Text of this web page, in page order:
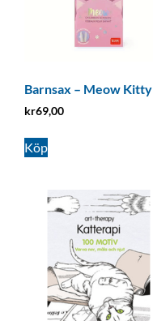
Barnsax – Meow Kitty
kr69,00
Köp